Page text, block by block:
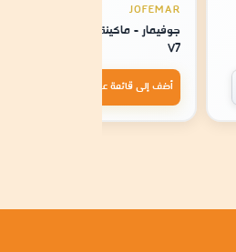
JOFEMAR
جوفيمار - ماكينة بيع ذاتي كمبو بلس
V7
أضف إلى قائمة عرض الأسعار